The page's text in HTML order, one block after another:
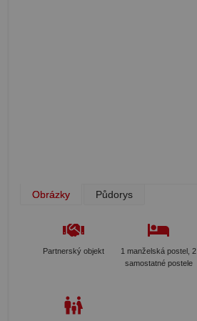
Obrázky Půdorys
Partnerský objekt
1 manželská postel, 2
samostatné postele